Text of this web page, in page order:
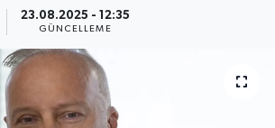
23.08.2025 - 12:35
GÜNCELLEME